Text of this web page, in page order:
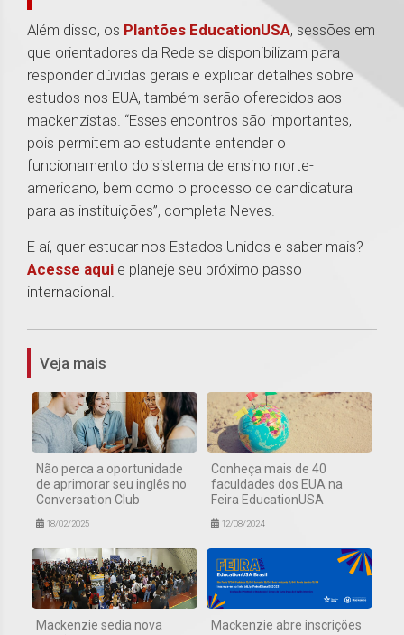
Além disso, os Plantões EducationUSA, sessões em
que orientadores da Rede se disponibilizam para
responder dúvidas gerais e explicar detalhes sobre
estudos nos EUA, também serão oferecidos aos
mackenzistas. “Esses encontros são importantes,
pois permitem ao estudante entender o
funcionamento do sistema de ensino norte-
americano, bem como o processo de candidatura
para as instituições”, completa Neves.
E aí, quer estudar nos Estados Unidos e saber mais?
Acesse aqui e planeje seu próximo passo
internacional.
Veja mais
Não perca a oportunidade
de aprimorar seu inglês no
Conversation Club
18/02/2025
Conheça mais de 40
faculdades dos EUA na
Feira EducationUSA
12/08/2024
Mackenzie sedia nova
Mackenzie abre inscrições